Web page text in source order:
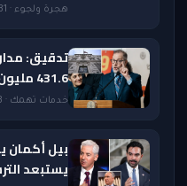
هجرة ولجوء · 31 يوليو 2026 — 8:19 AM
تدقيق:
431.6 مليون دولار من «ميديكيد
خدمات تهمك · 23 يوليو 2026 — 9:06 PM
بيل أكمان
يستبعد